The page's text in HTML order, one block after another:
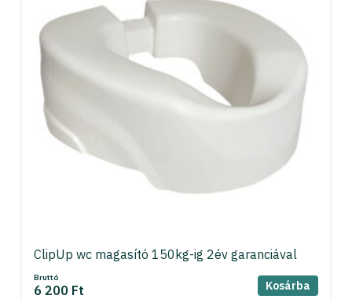
ClipUp wc magasító 150kg-ig 2év garanciával
Bruttó
6 200 Ft Kosárba